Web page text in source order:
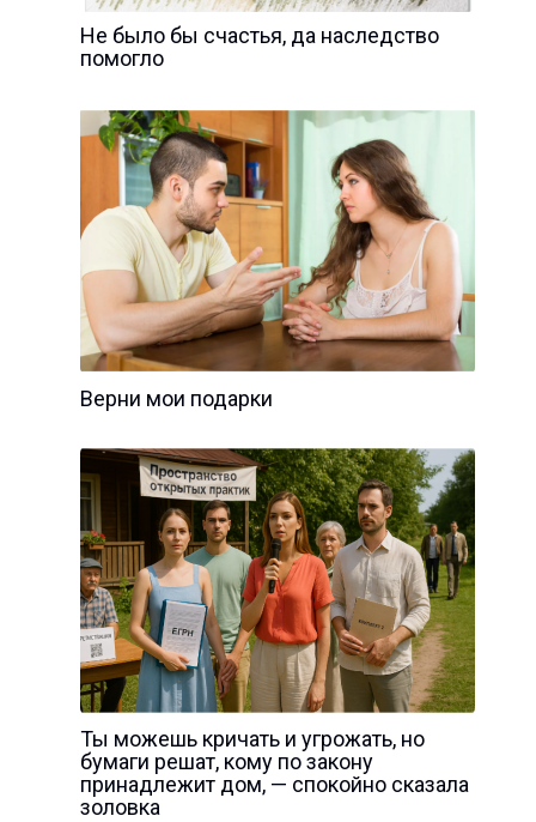
Не было бы счастья, да наследство
помогло
Верни мои подарки
Ты можешь кричать и угрожать, но
бумаги решат, кому по закону
принадлежит дом, — спокойно сказала
золовка